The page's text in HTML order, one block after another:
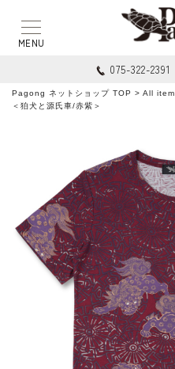
075-322-2391
Pagong ネットショップ TOP > All item
＜狛犬と源氏車/赤紫＞